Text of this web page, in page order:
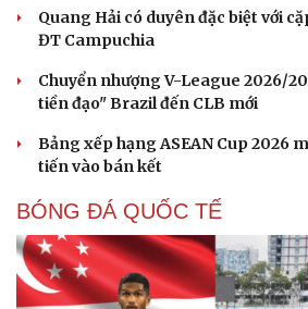
Cải chính
Quang Hải có duyên đặc biệt với
ĐT Campuchia
Chuyển nhượng V-League 2026/
tiền đạo" Brazil đến CLB mới
Bảng xếp hạng ASEAN Cup 2026
tiến vào bán kết
BÓNG ĐÁ QUỐC TẾ